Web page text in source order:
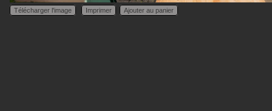
Télécharger l'image Imprimer Ajouter au panier